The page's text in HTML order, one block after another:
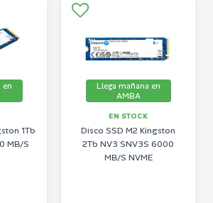
en
1Tb
MB/S
Llega mañana en
AMBA
EN STOCK
Disco SSD M2 Kingston
2Tb NV3 SNV3S 6000
MB/S NVME